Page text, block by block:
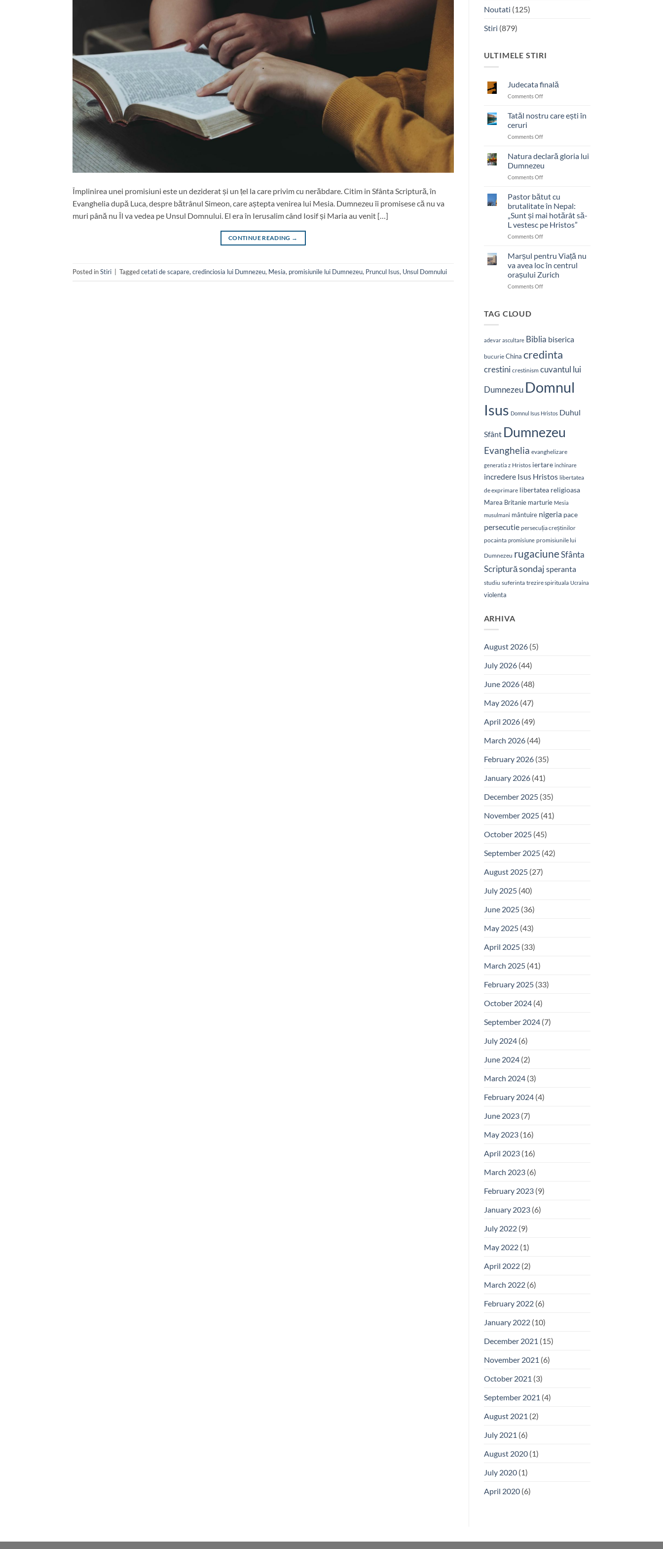
Împlinirea unei promisiuni este un deziderat și un țel la care privim cu nerăbdare. Citim in Sfânta Scriptură, în
Evanghelia după Luca, despre bătrânul Simeon, care aștepta venirea lui Mesia. Dumnezeu îi promisese că nu va
muri până nu Îl va vedea pe Unsul Domnului. El era în Ierusalim când Iosif și Maria au venit […]
CONTINUE READING →
Posted inStiri Taggedcetati de scapare, credinciosia lui Dumnezeu, Mesia, promisiunile lui Dumnezeu, Pruncul Isus, Unsul Domnului
Noutati (125)
Stiri (879)
ULTIMELE STIRI
Judecata finală
Comments Offon
Tatăl nostru care ești în
ceruri
Comments Offon
nostru
care
ești
în
Natura declară gloria lui
Dumnezeu
Comments Offon
declară
gloria
lui
Dumnezeu
Pastor bătut cu
brutalitate în Nepal:
„Sunt și mai hotărât să-
L vestesc pe Hristos”
Comments Offon
bătut
cu
brutalitate
în
Nepal:
L
pe
Marșul pentru Viață nu
va avea loc în centrul
orașului Zurich
Comments Offon
avea
loc
în
orașului
TAG CLOUD
adevar ascultare Biblia biserica
bucurie China credinta
crestini crestinism cuvantul lui
Dumnezeu Domnul
Isus Domnul Isus Hristos Duhul
Sfânt Dumnezeu
Evanghelia evanghelizare
generatia z Hristos iertare inchinare
incredere Isus Hristos libertatea
de exprimare libertatea religioasa
Marea Britanie marturie Mesia
musulmani mântuire nigeria pace
persecutie persecuția creștinilor
pocainta promisiune promisiunile lui
Dumnezeu rugaciuneSfânta
Scripturăsondaj speranta
studiu suferinta trezire spirituala Ucraina
violenta
ARHIVA
August 2026(5)
July 2026(44)
June 2026(48)
May 2026(47)
April 2026(49)
March 2026(44)
February 2026(35)
January 2026(41)
December 2025(35)
November 2025(41)
October 2025(45)
September 2025(42)
August 2025(27)
July 2025(40)
June 2025(36)
May 2025(43)
April 2025(33)
March 2025(41)
February 2025(33)
October 2024(4)
September 2024(7)
July 2024(6)
June 2024(2)
March 2024(3)
February 2024(4)
June 2023(7)
May 2023(16)
April 2023(16)
March 2023(6)
February 2023(9)
January 2023(6)
July 2022(9)
May 2022(1)
April 2022(2)
March 2022(6)
February 2022(6)
January 2022(10)
December 2021 (15)
November 2021 (6)
October 2021 (3)
September 2021 (4)
August 2021 (2)
July 2021 (6)
August 2020(1)
July 2020(1)
April 2020(6)